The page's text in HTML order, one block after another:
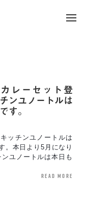
レーセット登
ンユノートルは
す。
ッチンユノートルは
。本日より5月になり
ユノートルは本日も
read more